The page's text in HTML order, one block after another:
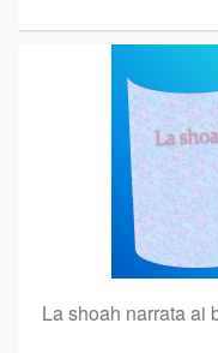
La shoah narrata ai